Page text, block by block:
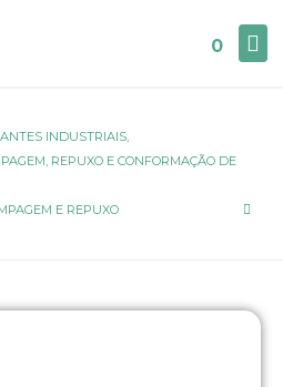
0
INDUSTRIAIS,
REPUXO E CONFORMAÇÃO DE
E REPUXO